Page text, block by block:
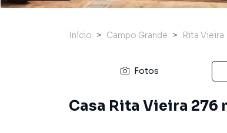
Início Campo Grande Rita Vieira
Fotos
Casa Rita Vieira 276